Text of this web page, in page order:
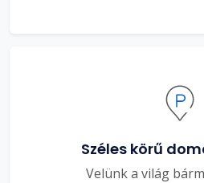
Széles körű
Velünk a világ